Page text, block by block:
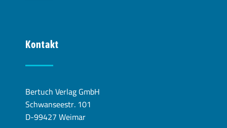
Kontakt
Bertuch Verlag GmbH
Schwanseestr. 101
D-99427 Weimar